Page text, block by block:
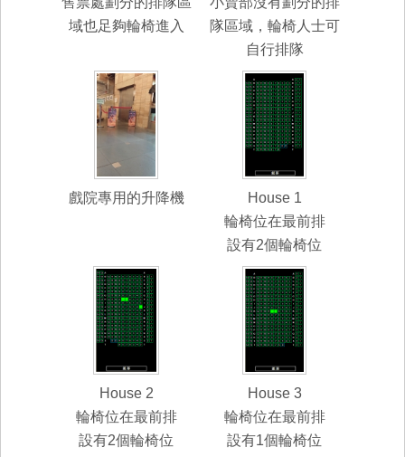
域也足夠輪椅進入
隊區域，輪椅人士可
自行排隊
戲院專用的升降機
House 1
輪椅位在最前排
設有2個輪椅位
House 2
輪椅位在最前排
設有2個輪椅位
House 3
輪椅位在最前排
設有1個輪椅位